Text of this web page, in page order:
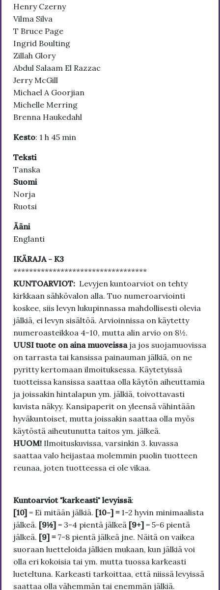
Henry Czerny
Vilma Silva
T Bruce Page
Ingrid Boulting
Zillah Glory
Abdul Salaam El Razzac
Jerry McGill
Michael A Goorjian
Michelle Merring
Brenna Haukedahl
Kesto: 1 h 45 min
Teksti
Tanska
Suomi
Norja
Ruotsi
Ääni
Englanti
IKÄRAJA - K3
**********************************
KUNTOARVIOT: Levyjen kuntoarviot on tehty
kirkkaan sähkövalon alla. Tuo numeroarviointi
koskee, siis levyn lukupinnassa mahdollisesti olevia
jälkiä, ei levyn sisältöä. Arvioinnissa on käytetty
numeroasteikkoa 4-10, mutta alin arvio on 8½.
UUSI tuote on aina muoveissa ja jos suojamuovissa
on tarrasta tai kansissa painauman jälkiä, on ne
pyritty kertomaan ilmoituksessa. Käytetyissä
tuotteissa kansissa saattaa olla käytön aiheuttamia
ja joissakin hintalapun ym. jälkiä, toivottavasti
kuvista näkyy. Kansipaperit on yleensä vähintään
hyväkuntoiset, mutta joissakin saattaa olla myös
käytöstä aiheutunutta taitos ym. jälkeä.
HUOM! Ilmoituskuvissa, varsinkin 3. kuvassa
saattaa valo heijastaa molemmin puolin tuotteen
reunaa, joten tuotteessa ei ole vikaa.
Kuntoarviot "karkeasti" levyissä:
[10] = Ei mitään jälkiä. [10-] = 1-2 hyvin minimaalista
jälkeä. [9½] = 3-4 pientä jälkeä [9+] = 5-6 pientä
jälkeä. [9] = 7-8 pientä jälkeä jne. Näitä on vaikea
suoraan luetteloida jälkien mukaan, kun jälkiä voi
olla eri kokoisia tai ym. mutta tuossa karkeasti
lueteltuna. Karkeasti tarkoittaa, että niissä levyissä
saattaa olla vähemmän tai enemmän jälkiä.